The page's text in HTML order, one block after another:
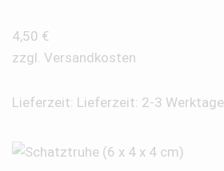
4,50 €
zzgl. Versandkosten
Lieferzeit: Lieferzeit: 2-3 Werktage